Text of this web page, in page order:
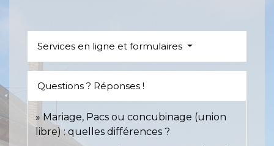
Services en ligne et formulaires
Questions ? Réponses !
Mariage, Pacs ou concubinage (union
libre) : quelles différences ?